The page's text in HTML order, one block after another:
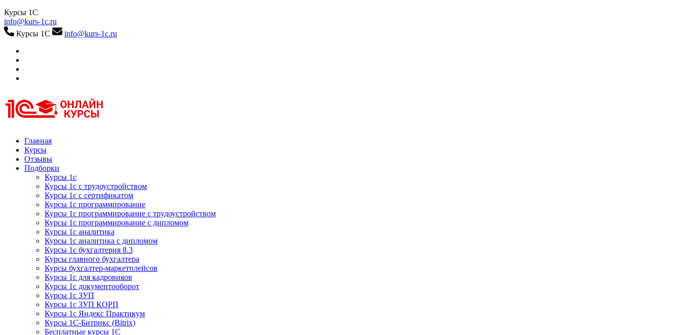
Курсы 1С
info@kurs-1c.ru
Курсы 1С
info@kurs-1c.ru
Курсы 1С
Курсы 1С официальная сертификация
Главная
Курсы
Отзывы
Подборки
Курсы 1с
Курсы 1с с трудоустройством
Курсы 1с с сертификатом
Курсы 1с программирование
Курсы 1с программирование с трудоустройством
Курсы 1с программирование с дипломом
Курсы 1с аналитика
Курсы 1с аналитика с дипломом
Курсы 1с бухгалтерия 8.3
Курсы главного бухгалтера
Курсы бухгалтер-маркетплейсов
Курсы 1с для кадровиков
Курсы 1с документооборот
Курсы 1с ЗУП
Курсы 1с ЗУП КОРП
Курсы 1с Яндекс Практикум
Курсы 1С-Битрикс (Bitrix)
Бесплатные курсы 1С